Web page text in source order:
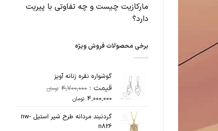
مارکازیت چیست و چه تفاوتی با پیریت
دارد؟
برخی محصولات فروش ویژه
گوشواره نقره زنانه آویز
قیمت : 4,700,000 تومان
قیمت
4,700,000تومان
بود.
4,000,000 تومانقیمت
4,000,000تومانگردنبند مردانه طرح شیر استیل nw-
n826